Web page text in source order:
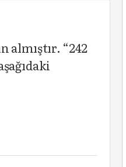
almıştır. “242